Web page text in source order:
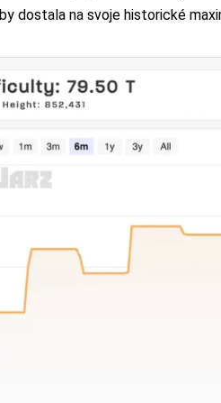
dostala na svoje historické